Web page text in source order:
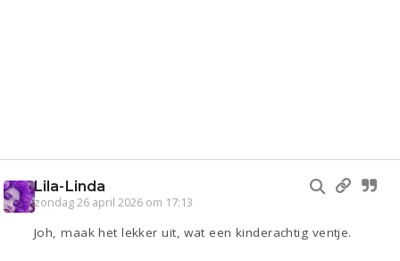
Lila-Linda
zondag 26 april 2026 om 17:13
Joh, maak het lekker uit, wat een kinderachtig ventje.